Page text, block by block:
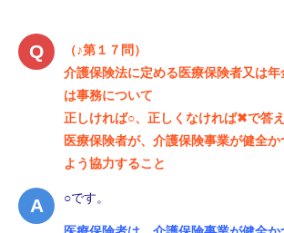
（♪第１７問）
介護保険法に定める医療保険者又は年
は事務について
正しければ○、正しくなければ✖で答え
医療保険者が、介護保険事業が健全
よう協力すること
○です。